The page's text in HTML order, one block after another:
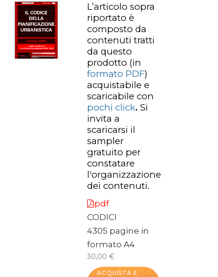
L’articolo sopra
riportato è
composto da
contenuti tratti
da questo
prodotto (in
formato PDF)
acquistabile e
scaricabile con
pochi click. Si
invita a
scaricarsi il
sampler
gratuito per
constatare
l'organizzazione
dei contenuti.
pdf
CODICI
4305 pagine in
formato A4
30,00 €
ACQUISTA E